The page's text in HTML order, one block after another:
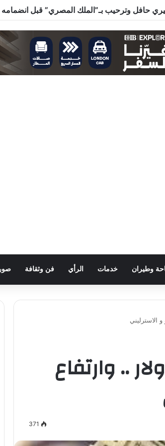
وطيران خدمات الرأي فن وثقافة
الاسترليني
.. وارتفاع
371